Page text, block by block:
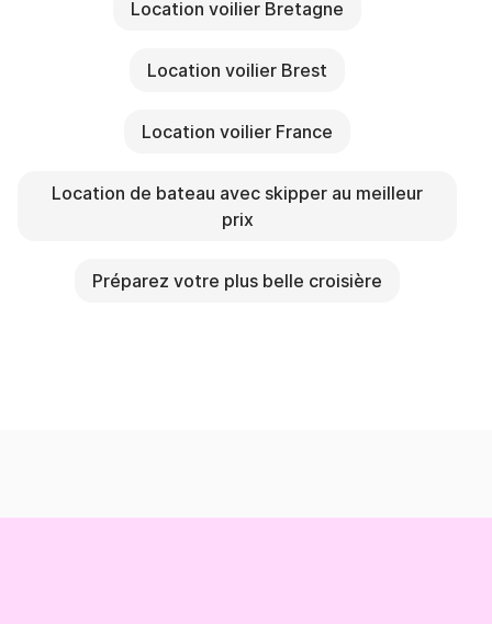
Location voilier Bretagne
Location voilier Brest
Location voilier France
Location de bateau avec skipper au meilleur
prix
Préparez votre plus belle croisière